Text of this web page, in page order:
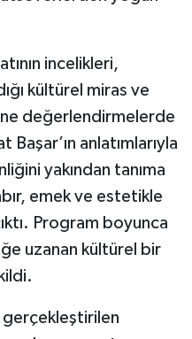
incelikleri,
kültürel miras ve
değerlendirmelerde
Başar’ın anlatımlarıyla
yakından tanıma
emek ve estetikle
Program boyunca
uzanan kültürel bir
gerçekleştirilen